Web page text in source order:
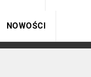
NOWOŚCI